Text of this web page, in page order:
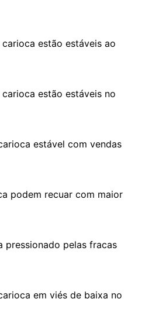
estão estáveis ao
estão estáveis no
estável com vendas
podem recuar com maior
pressionado pelas fracas
em viés de baixa no